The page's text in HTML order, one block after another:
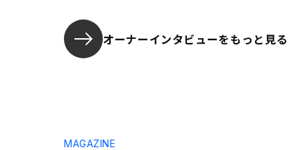
オーナーインタビューをもっと見る
MAGAZINE